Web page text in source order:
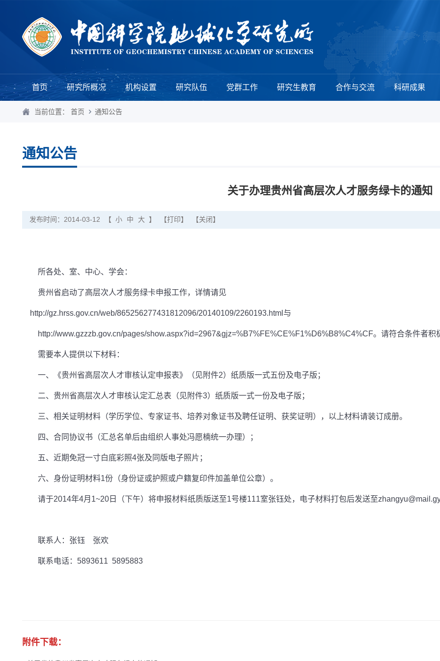
首页 研究所概况 机构设置 研究队伍 党群工作 研究生教育 合作与交流 科研成果
当前位置： 首页 通知公告
通知公告
关于办理贵州省高层次人才服务绿卡的通知
发布时间：2014-03-12 【 小 中 大 】 【打印】 【关闭】
所各处、室、中心、学会：
贵州省启动了高层次人才服务绿卡申报工作，详情请见
http://gz.hrss.gov.cn/web/865256277431812096/20140109/2260193.html 与
http://www.gzzzb.gov.cn/pages/show.aspx?id=2967&gjz=%B7%FE%CE%F1%D6%B8%C4%CF。请符合条件者积
需要本人提供以下材料：
一、《贵州省高层次人才审核认定申报表》（见附件2）纸质版一式五份及电子版；
二、贵州省高层次人才审核认定汇总表（见附件3）纸质版一式一份及电子版；
三、相关证明材料（学历学位、专家证书、培养对象证书及聘任证明、获奖证明），以上材料请装订成册。
四、合同协议书（汇总名单后由组织人事处冯愿楠统一办理）；
五、近期免冠一寸白底彩照4张及同版电子照片；
六、身份证明材料1份（身份证或护照或户籍复印件加盖单位公章）。
请于2014年4月 1~20 日（下午） 将申报材料纸质版送至1号楼111室张钰处，电子材料打包后发送至
联系人：张钰 张欢
联系电话： 5893611 5895883
附件下载：